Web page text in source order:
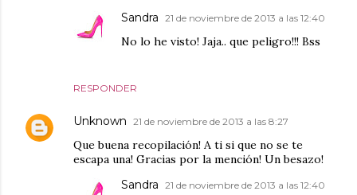
RESPONDER
Sandra 21 de noviembre de 2013 a las 12:40
No lo he visto! Jaja.. que peligro!!! Bss
Unknown 21 de noviembre de 2013 a las 8:27
Que buena recopilación! A ti si que no se te
escapa una! Gracias por la mención! Un besazo!
Sandra 21 de noviembre de 2013 a las 12:40